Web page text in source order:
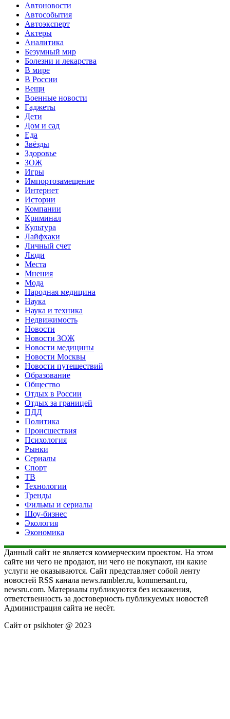
Автоновости
Автособытия
Автоэксперт
Актеры
Аналитика
Безумный мир
Болезни и лекарства
В мире
В России
Вещи
Военные новости
Гаджеты
Дети
Дом и сад
Еда
Звёзды
Здоровье
ЗОЖ
Игры
Импортозамещение
Интернет
Истории
Компании
Криминал
Культура
Лайфхаки
Личный счет
Люди
Места
Мнения
Мода
Народная медицина
Наука
Наука и техника
Недвижимость
Новости
Новости ЗОЖ
Новости медицины
Новости Москвы
Новости путешествий
Образование
Общество
Отдых в России
Отдых за границей
ПДД
Политика
Происшествия
Психология
Рынки
Сериалы
Спорт
ТВ
Технологии
Тренды
Фильмы и сериалы
Шоу-бизнес
Экология
Экономика
Данный сайт не является коммерческим проектом. На этом
сайте ни чего не продают, ни чего не покупают, ни какие
услуги не оказываются. Сайт представляет собой ленту
новостей RSS канала news.rambler.ru, kommersant.ru,
newsru.com. Материалы публикуются без искажения,
ответственность за достоверность публикуемых новостей
Администрация сайта не несёт.
Сайт от psikhoter @ 2023